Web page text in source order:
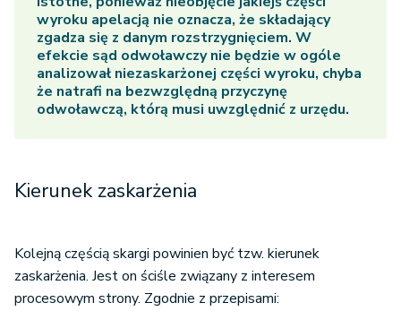
wyroku apelacją nie oznacza, że składający
zgadza się z danym rozstrzygnięciem. W
efekcie sąd odwoławczy nie będzie w ogóle
analizował niezaskarżonej części wyroku, chyba
że natrafi na bezwzględną przyczynę
odwoławczą, którą musi uwzględnić z urzędu.
Kierunek zaskarżenia
Kolejną częścią skargi powinien być tzw. kierunek
zaskarżenia. Jest on ściśle związany z interesem
procesowym strony. Zgodnie z przepisami: